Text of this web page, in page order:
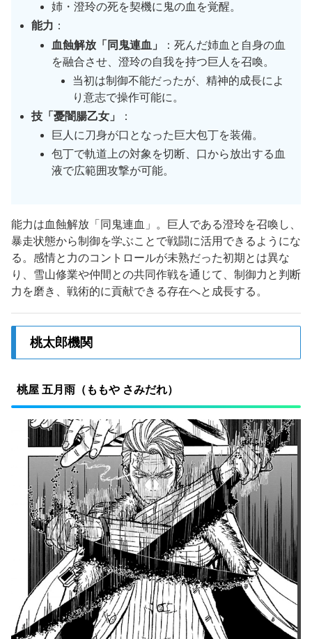
姉・澄玲の死を契機に鬼の血を覚醒。
能力 ：
血蝕解放「同鬼連血」
：死んだ姉血と自身の血
を融合させ、澄玲の自我を持つ巨人を召喚。
当初は制御不能だったが、精神的成長によ
り意志で操作可能に。
技「憂闇腸乙女」
：
巨人に刀身が口となった巨大包丁を装備。
包丁で軌道上の対象を切断、口から放出する血
液で広範囲攻撃が可能。
能力は血蝕解放「同鬼連血」。巨人である澄玲を召喚し、
暴走状態から制御を学ぶことで戦闘に活用できるようにな
る。感情と力のコントロールが未熟だった初期とは異な
り、雪山修業や仲間との共同作戦を通じて、制御力と判断
力を磨き、戦術的に貢献できる存在へと成長する。
桃太郎機関
桃屋 五月雨（ももや さみだれ）